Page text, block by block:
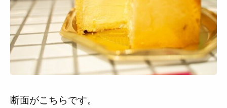
断面がこちらです。